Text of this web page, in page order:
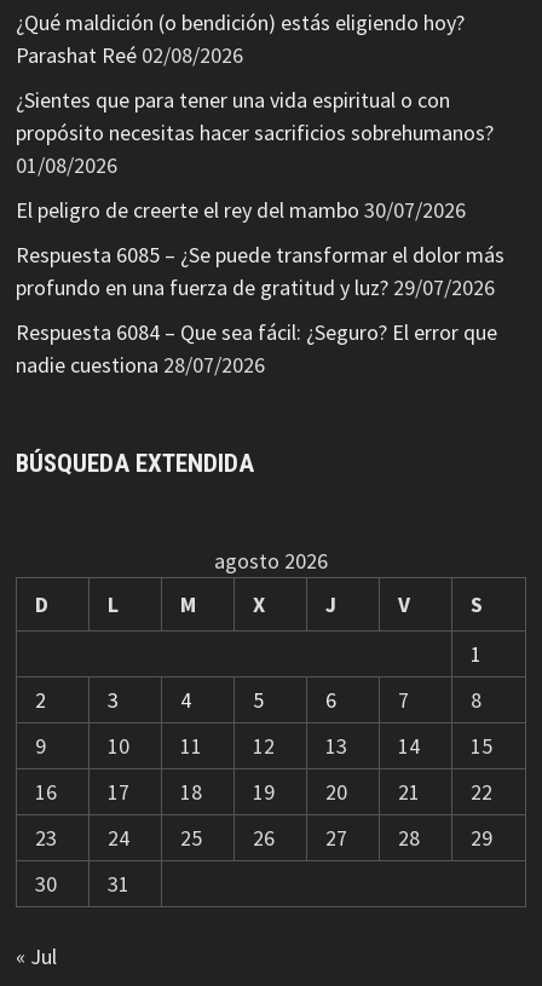
¿Qué maldición (o bendición) estás eligiendo hoy?
Parashat Reé 02/08/2026
¿Sientes que para tener una vida espiritual o con
propósito necesitas hacer sacrificios sobrehumanos?
01/08/2026
El peligro de creerte el rey del mambo 30/07/2026
Respuesta 6085 – ¿Se puede transformar el dolor más
profundo en una fuerza de gratitud y luz? 29/07/2026
Respuesta 6084 – Que sea fácil: ¿Seguro? El error que
nadie cuestiona 28/07/2026
BÚSQUEDA EXTENDIDA
agosto 2026
D
L M X J V
S
1
2
3 4 5 6 7
8
9
10 11 12 13 14
15
16
17 18 19 20 21
22
23
24 25 26 27 28
29
30
31
« Jul